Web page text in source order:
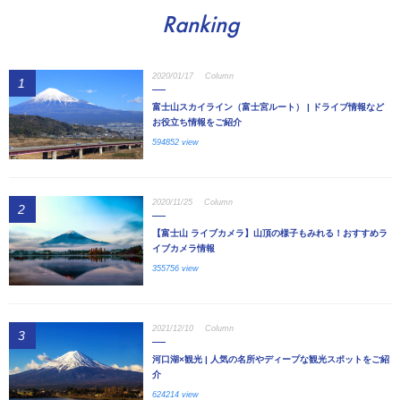
Ranking
1 2020/01/17 Column
富士山スカイライン（富士宮ルート） | ドライブ情報など
お役立ち情報をご紹介
594852 view
2 2020/11/25 Column
【富士山 ライブカメラ】山頂の様子もみれる！おすすめラ
イブカメラ情報
355756 view
3 2021/12/10 Column
河口湖×観光 | 人気の名所やディープな観光スポットをご紹
介
624214 view